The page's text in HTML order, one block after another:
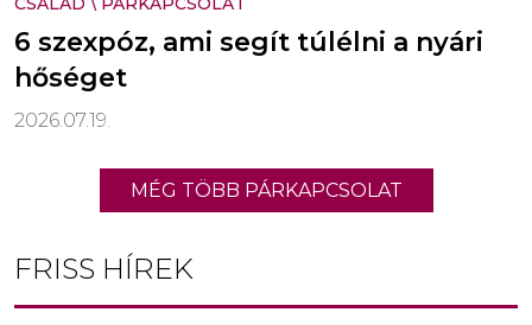
6 szexpóz, ami segít túlélni a nyári
hőséget
2026.07.19.
MÉG TÖBB PÁRKAPCSOLAT
FRISS HÍREK